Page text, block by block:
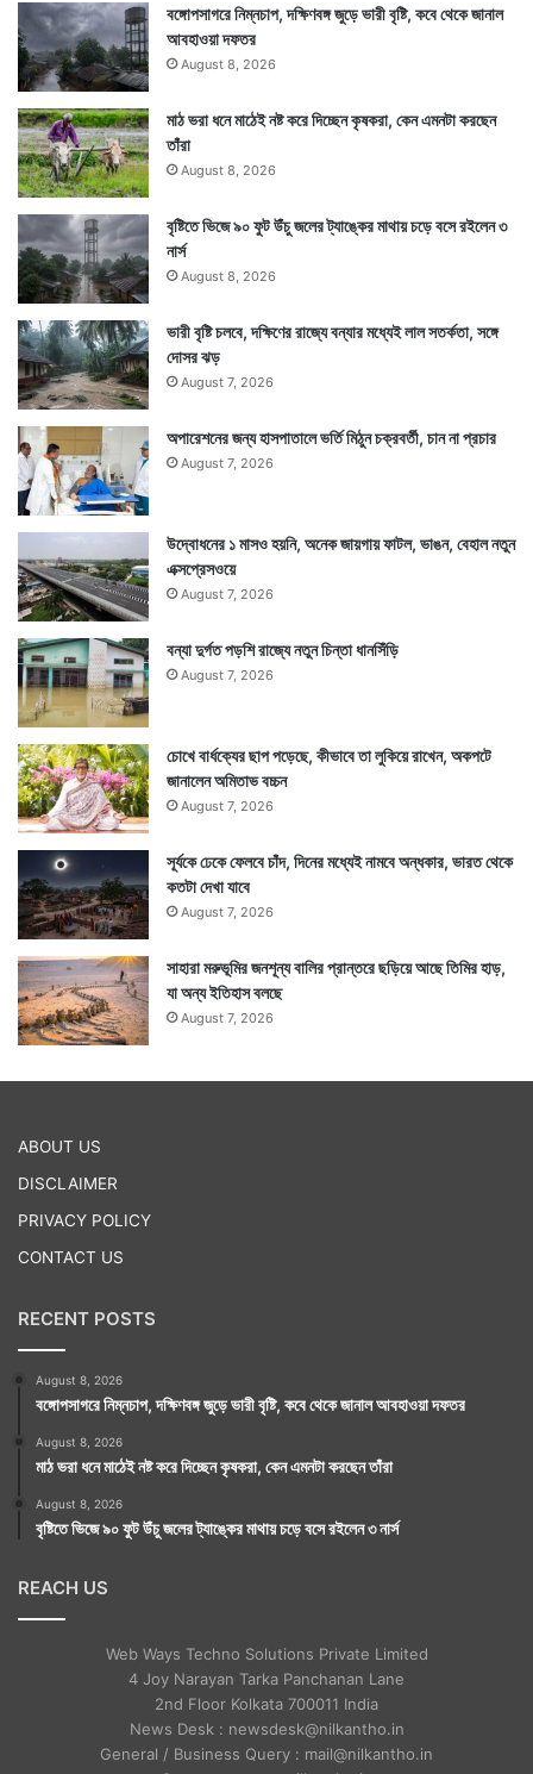
ধ্বস বিধ্বস্ত এলাকায় উদ্ধারকাজে এনডিআরএফ, ছবি – আইএএনএস
পাহাড়ের তলদেশে বহু মানুষের বাস। রয়েছে জনবসতি। তাঁরা বৃষ্টি
হলে প্রমাদ গোনেন। কখন পাহাড় বিরূপ হবে। কখন নেমে আসবে
কাদাধস, সেই চিন্তায় ঘুম ওড়ে মানুষগুলোর। এমনই কয়েকটি
জনবসতি এখন পাথর কাদার তলায় হারিয়ে গেছে।
মৃতদের পরিবারের প্রতি সমবেদনা ব্যক্ত করেছেন রাষ্ট্রপতি ও
প্রধানমন্ত্রী। প্রধানমন্ত্রী মৃতদের পরিবার পিছু ২ লক্ষ টাকা করে
ক্ষতিপূরণ দেওয়ার কথা ঘোষণা করেছেন।
এদিকে আবহাওয়া দফতর বলছে মহারাষ্ট্র এই জুলাইতে এখনও
পর্যন্ত যা বৃষ্টি পেয়েছে তা গত ৪০ বছরে জুলাই মাসে কখনও
বঙ্গোপসাগরে নিম্নচাপ, দক্ষিণবঙ্গ জুড়ে ভারী বৃষ্টি, কবে থেকে জানাল
আবহাওয়া দফতর
August 8, 2026
মাঠ ভরা ধনে মাঠেই নষ্ট করে দিচ্ছেন কৃষকরা, কেন এমনটা করছেন
তাঁরা
August 8, 2026
বৃষ্টিতে ভিজে ৯০ ফুট উঁচু জলের ট্যাঙ্কের মাথায় চড়ে বসে রইলেন ৩
নার্স
August 8, 2026
ভারী বৃষ্টি চলবে, দক্ষিণের রাজ্যে বন্যার মধ্যেই লাল সতর্কতা, সঙ্গে
দোসর ঝড়
August 7, 2026
অপারেশনের জন্য হাসপাতালে ভর্তি মিঠুন চক্রবর্তী, চান না প্রচার
August 7, 2026
উদ্বোধনের ১ মাসও হয়নি, অনেক জায়গায় ফাটল, ভাঙন, বেহাল নতুন
এক্সপ্রেসওয়ে
August 7, 2026
বন্যা দুর্গত পড়শি রাজ্যে নতুন চিন্তা ধানসিঁড়ি
August 7, 2026
চোখে বার্ধক্যের ছাপ পড়েছে, কীভাবে তা লুকিয়ে রাখেন, অকপটে
জানালেন অমিতাভ বচ্চন
August 7, 2026
সূর্যকে ঢেকে ফেলবে চাঁদ, দিনের মধ্যেই নামবে অন্ধকার, ভারত থেকে
কতটা দেখা যাবে
August 7, 2026
সাহারা মরুভূমির জনশূন্য বালির প্রান্তরে ছড়িয়ে আছে তিমির হাড়,
যা অন্য ইতিহাস বলছে
August 7, 2026
ABOUT US
DISCLAIMER
PRIVACY POLICY
CONTACT US
RECENT POSTS
August 8, 2026
বঙ্গোপসাগরে নিম্নচাপ, দক্ষিণবঙ্গ জুড়ে ভারী বৃষ্টি, কবে থেকে জানাল আবহাওয়া দফতর
August 8, 2026
মাঠ ভরা ধনে মাঠেই নষ্ট করে দিচ্ছেন কৃষকরা, কেন এমনটা করছেন তাঁরা
August 8, 2026
বৃষ্টিতে ভিজে ৯০ ফুট উঁচু জলের ট্যাঙ্কের মাথায় চড়ে বসে রইলেন ৩ নার্স
REACH US
Web Ways Techno Solutions Private Limited
4 Joy Narayan Tarka Panchanan Lane
2nd Floor Kolkata 700011 India
News Desk : newsdesk@nilkantho.in
General / Business Query : mail@nilkantho.in